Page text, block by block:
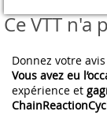
Ce VTT n'a
Donnez votre avis
Vous avez eu
expérience et